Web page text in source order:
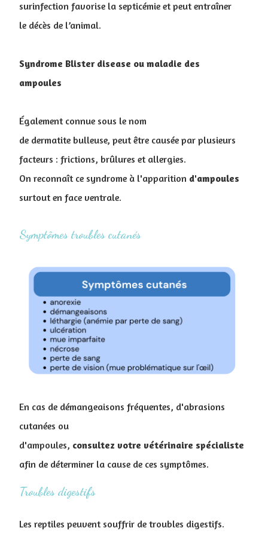
surinfection favorise la septicémie et peut entraîner
le décès de l’animal.
Syndrome Blister disease ou maladie des
ampoules
Également connue sous le nom
de dermatite bulleuse, peut être causée par plusieurs
facteurs : frictions, brûlures et allergies.
On reconnaît ce syndrome à l'apparition d'ampoules
surtout en face ventrale.
Symptômes troubles cutanés
En cas de démangeaisons fréquentes, d'abrasions
cutanées ou
d'ampoules, consultez votre vétérinaire spécialiste
afin de déterminer la cause de ces symptômes.
Troubles digestifs
Les reptiles peuvent souffrir de troubles digestifs.